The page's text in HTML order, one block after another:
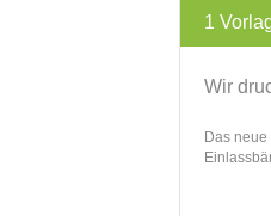
1
Wir
Das